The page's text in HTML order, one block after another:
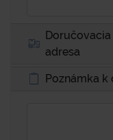
Doručovacia
adresa
Poznámka k